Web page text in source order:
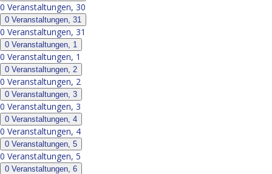
0 Veranstaltungen, 30
0 Veranstaltungen, 31
0 Veranstaltungen, 31
0 Veranstaltungen, 1
0 Veranstaltungen, 1
0 Veranstaltungen, 2
0 Veranstaltungen, 2
0 Veranstaltungen, 3
0 Veranstaltungen, 3
0 Veranstaltungen, 4
0 Veranstaltungen, 4
0 Veranstaltungen, 5
0 Veranstaltungen, 5
0 Veranstaltungen, 6